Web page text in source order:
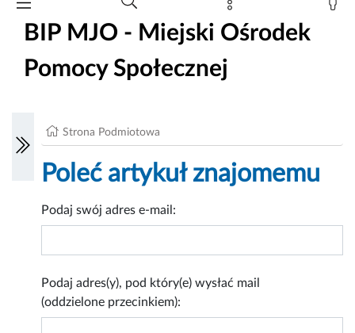
BIP MJO - Miejski Ośrodek
Pomocy Społecznej
Strona Podmiotowa
Poleć artykuł znajomemu
Podaj swój adres e-mail:
Podaj adres(y), pod który(e) wysłać mail
(oddzielone przecinkiem):